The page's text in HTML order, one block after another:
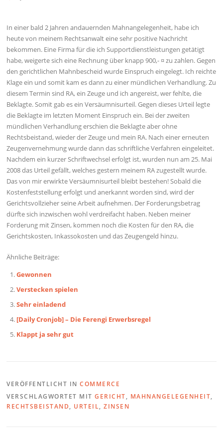
In einer bald 2 Jahren andauernden Mahnangelegenheit, habe ich
heute von meinem Rechtsanwalt eine sehr positive Nachricht
bekommen. Eine Firma für die ich Supportdienstleistungen getätigt
habe, weigerte sich eine Rechnung über knapp 900,- ¤ zu zahlen. Gegen
den gerichtlichen Mahnbescheid wurde Einspruch eingelegt. Ich reichte
Klage ein und somit kam es dann zu einer mündlichen Verhandlung. Zu
diesem Termin sind RA, ein Zeuge und ich angereist, wer fehlte, die
Beklagte. Somit gab es ein Versäumnisurteil. Gegen dieses Urteil legte
die Beklagte im letzten Moment Einspruch ein. Bei der zweiten
mündlichen Verhandlung erschien die Beklagte aber ohne
Rechtsbeistand, wieder der Zeuge und mein RA. Nach einer erneuten
Zeugenvernehmung wurde dann das schriftliche Verfahren eingeleitet.
Nachdem ein kurzer Schriftwechsel erfolgt ist, wurden nun am 25. Mai
2008 das Urteil gefällt, welches gestern meinem RA zugestellt wurde.
Das von mir erwirkte Versäumnisurteil bleibt bestehen! Sobald die
Kostenfeststellung erfolgt und anerkannt worden sind, wird der
Gerichtsvollzieher seine Arbeit aufnehmen. Der Forderungsbetrag
dürfte sich inzwischen wohl verdreifacht haben. Neben meiner
Forderung mit Zinsen, kommen noch die Kosten für den RA, die
Gerichtskosten, Inkassokosten und das Zeugengeld hinzu.
Ähnliche Beiträge:
Gewonnen
Verstecken spielen
Sehr einladend
[Daily Cronjob] – Die Ferengi Erwerbsregel
Klappt ja sehr gut
VERÖFFENTLICHT INCOMMERCE
VERSCHLAGWORTET MITGERICHT, MAHNANGELEGENHEIT,
RECHTSBEISTAND, URTEIL,ZINSEN